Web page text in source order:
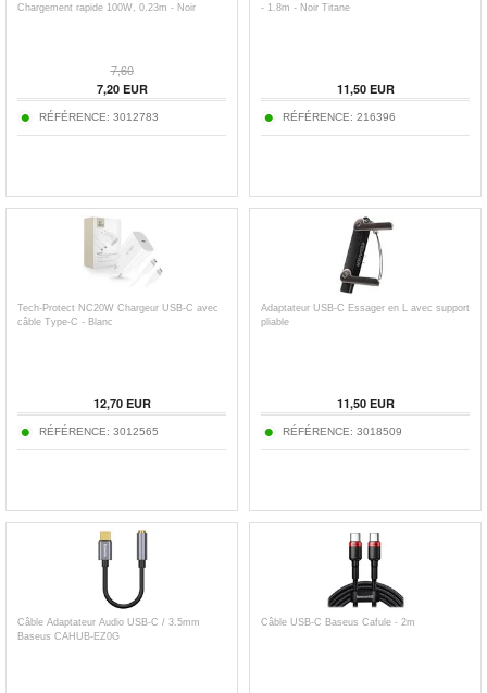
Chargement rapide 100W, 0.23m - Noir
7,60
7,20EUR
RÉFÉRENCE: 3012783
- 1.8m - Noir Titane
11,50EUR
RÉFÉRENCE: 216396
Tech-Protect NC20W Chargeur USB-C avec
câble Type-C - Blanc
12,70EUR
RÉFÉRENCE: 3012565
Adaptateur USB-C Essager en L avec support
pliable
11,50EUR
RÉFÉRENCE: 3018509
Câble Adaptateur Audio USB-C / 3.5mm
Baseus CAHUB-EZ0G
Câble USB-C Baseus Cafule - 2m